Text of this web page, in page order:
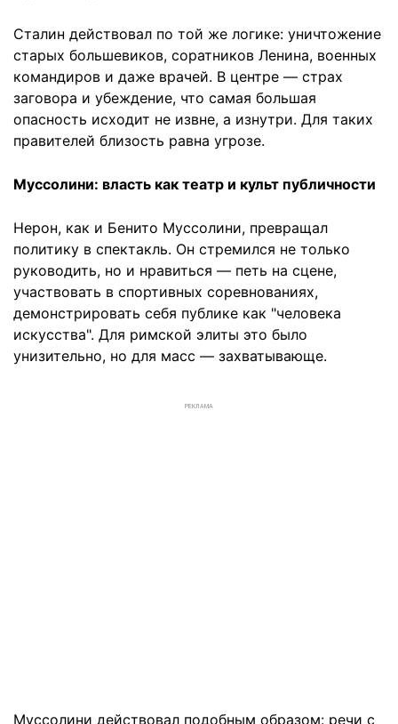
Сталин действовал по той же логике: уничтожение
старых большевиков, соратников Ленина, военных
командиров и даже врачей. В центре — страх
заговора и убеждение, что самая большая
опасность исходит не извне, а изнутри. Для таких
правителей близость равна угрозе.
Муссолини: власть как театр и культ публичности
Нерон, как и Бенито Муссолини, превращал
политику в спектакль. Он стремился не только
руководить, но и нравиться — петь на сцене,
участвовать в спортивных соревнованиях,
демонстрировать себя публике как "человека
искусства". Для римской элиты это было
унизительно, но для масс — захватывающе.
РЕКЛАМА
Муссолини действовал подобным образом: речи с